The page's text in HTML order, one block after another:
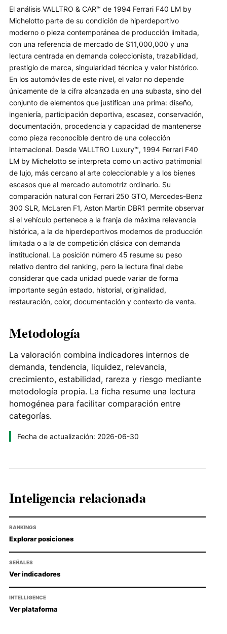
El análisis VALLTRO & CAR™ de 1994 Ferrari F40 LM by
Michelotto parte de su condición de hiperdeportivo
moderno o pieza contemporánea de producción limitada,
con una referencia de mercado de $11,000,000 y una
lectura centrada en demanda coleccionista, trazabilidad,
prestigio de marca, singularidad técnica y valor histórico.
En los automóviles de este nivel, el valor no depende
únicamente de la cifra alcanzada en una subasta, sino del
conjunto de elementos que justifican una prima: diseño,
ingeniería, participación deportiva, escasez, conservación,
documentación, procedencia y capacidad de mantenerse
como pieza reconocible dentro de una colección
internacional. Desde VALLTRO Luxury™, 1994 Ferrari F40
LM by Michelotto se interpreta como un activo patrimonial
de lujo, más cercano al arte coleccionable y a los bienes
escasos que al mercado automotriz ordinario. Su
comparación natural con Ferrari 250 GTO, Mercedes-Benz
300 SLR, McLaren F1, Aston Martin DBR1 permite observar
si el vehículo pertenece a la franja de máxima relevancia
histórica, a la de hiperdeportivos modernos de producción
limitada o a la de competición clásica con demanda
institucional. La posición número 45 resume su peso
relativo dentro del ranking, pero la lectura final debe
considerar que cada unidad puede variar de forma
importante según estado, historial, originalidad,
restauración, color, documentación y contexto de venta.
Metodología
La valoración combina indicadores internos de
demanda, tendencia, liquidez, relevancia,
crecimiento, estabilidad, rareza y riesgo mediante
metodología propia. La ficha resume una lectura
homogénea para facilitar comparación entre
categorías.
Fecha de actualización: 2026-06-30
Inteligencia relacionada
RANKINGS
Explorar posiciones
SEÑALES
Ver indicadores
INTELLIGENCE
Ver plataforma